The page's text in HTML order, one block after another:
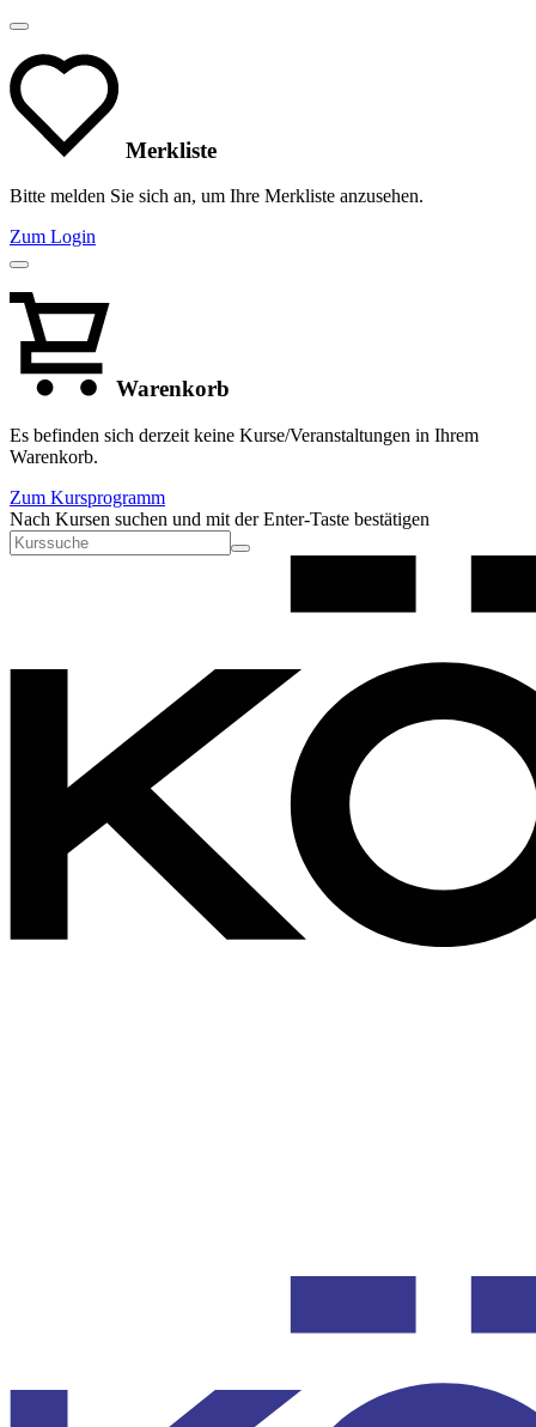
Merkliste
Bitte melden Sie sich an, um Ihre Merkliste anzusehen.
Zum Login
Warenkorb
Es befinden sich derzeit keine Kurse/Veranstaltungen in Ihrem
Warenkorb.
Zum Kursprogramm
Nach Kursen suchen und mit der Enter-Taste bestätigen